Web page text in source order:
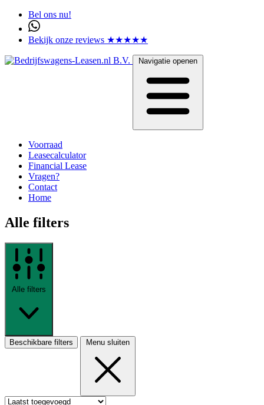
Bel ons nu!
Bekijk onze reviews ★★★★★
Navigatie openen
Voorraad
Leasecalculator
Financial Lease
Vragen?
Contact
Home
Alle filters
Alle filters
Beschikbare filters Menu sluiten